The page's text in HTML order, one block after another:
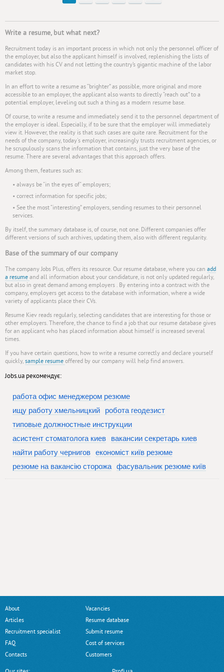
Write a resume, but what next?
Recruitment today is an important process in which not only the personnel officer of
the employer, but also the applicant himself is involved, replenishing the lists of
candidates with his CV and not letting the country’s gigantic machine of the labor
market stop.
In an effort to write a resume as “brighter” as possible, more original and more
accessible to an employer, the applicant also wants to directly “reach out” to a
potential employer, leveling out such a thing as a modern resume base.
Of course, to write a resume and immediately send it to the personnel department of
the employer is ideal. Especially, if to be sure that the employer will immediately
view it. However, the reality is that such cases are quite rare. Recruitment for the
needs of the company, today's employer, increasingly trusts recruitment agencies, or
he scrupulously scans the information that contains, just the very base of the
resume. There are several advantages that this approach offers.
Among them, features such as:
• always be "in the eyes of" employers;
• correct information for specific jobs;
• See the most “interesting” employers, sending resumes to their personnel
services.
By itself, the summary database is, of course, not one. Different companies offer
different versions of such archives, updating them, also with different regularity.
Base of the summary of our company
The company Jobs Plus, offers its resource. Our resume database, where you can add
a resume and all information about your candidature, is not only updated regularly,
but also in great demand among employers . By entering into a contract with the
company, employers get access to the database with information, where a wide
variety of applicants place their CVs.
Resume Kiev reads regularly, selecting candidates that are interesting for those or
other employers. Therefore, the chance to find a job that our resume database gives
for an applicant who has placed information about himself is increased several
times.
If you have certain questions, how to write a resume correctly and declare yourself
quickly, sample resume offered by our company will help find answers.
Jobs.ua рекомендує:
работа офис менеджером резюме
ищу работу хмельницкий
робота геодезист
типовые должностные инструкции
асистент стоматолога киев
вакансии секретарь киев
найти работу чернигов економіст київ резюме
резюме на вакансію сторожа фасувальник резюме київ
About
Articles
Recruitment specialist
FAQ
Contacts
Vacancies
Resume database
Submit resume
Cost of services
Customers